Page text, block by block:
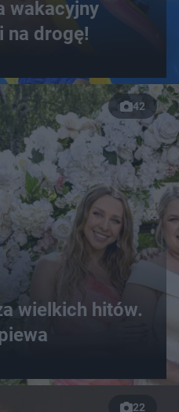
wakacyjny
na drogę!
42
wielkich hitów.
22